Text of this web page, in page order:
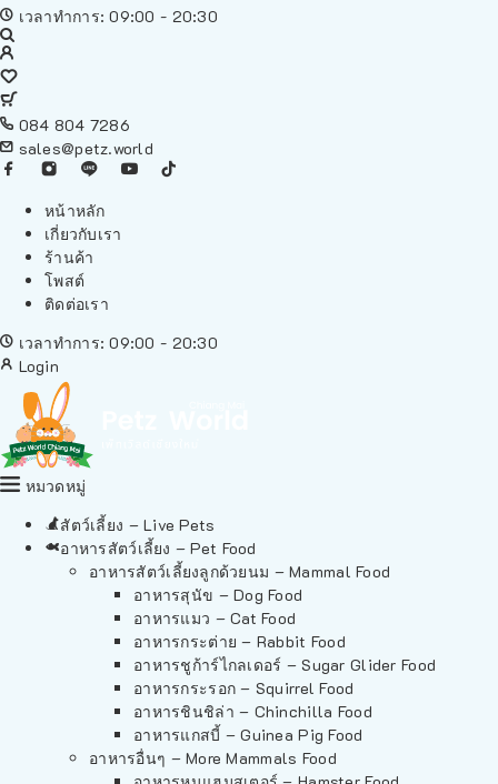
เวลาทำการ: 09:00 - 20:30
084 804 7286
sales@petz.world
หน้าหลัก
เกี่ยวกับเรา
ร้านค้า
โพสต์
ติดต่อเรา
เวลาทำการ: 09:00 - 20:30
Login
หมวดหมู่
สัตว์เลี้ยง – Live Pets
อาหารสัตว์เลี้ยง – Pet Food
อาหารสัตว์เลี้ยงลูกด้วยนม – Mammal Food
อาหารสุนัข – Dog Food
อาหารแมว – Cat Food
อาหารกระต่าย – Rabbit Food
อาหารชูก้าร์ไกลเดอร์ – Sugar Glider Food
อาหารกระรอก – Squirrel Food
อาหารชินชิล่า – Chinchilla Food
อาหารแกสบี้ – Guinea Pig Food
อาหารอื่นๆ – More Mammals Food